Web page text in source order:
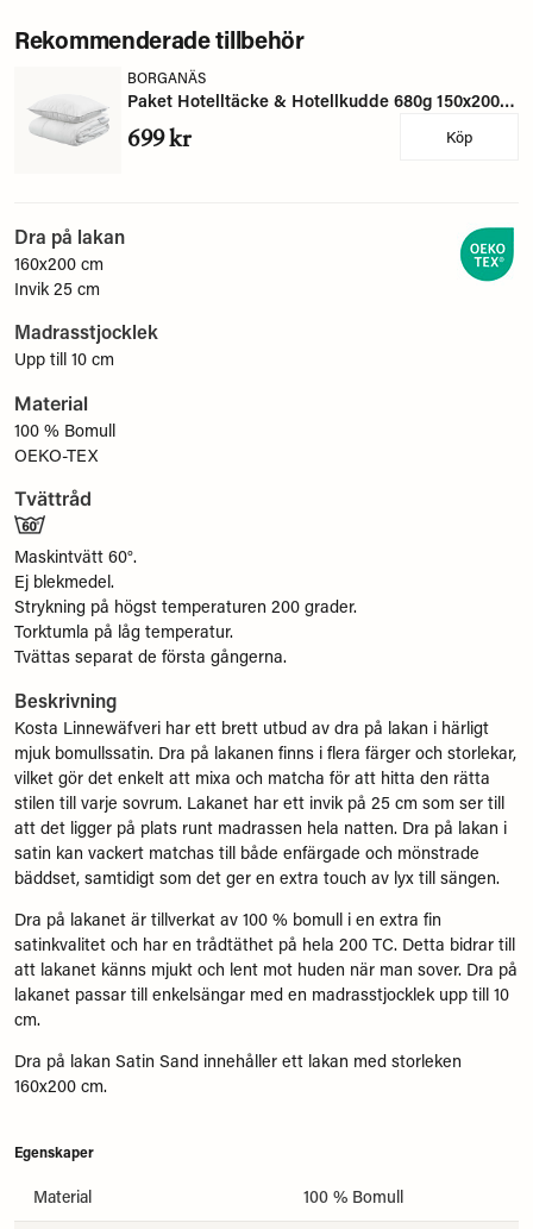
Rekommenderade tillbehör
BORGANÄS
Paket Hotelltäcke & Hotellkudde 680g 150x200 + 650g 50x60 Borganäs of Sweden
699 kr Köp
Dra på lakan
160x200 cm
Invik 25 cm
Madrasstjocklek
Upp till 10 cm
Material
100 % Bomull
OEKO-TEX
Tvättråd
Maskintvätt 60°.
Ej blekmedel.
Strykning på högst temperaturen 200 grader.
Torktumla på låg temperatur.
Tvättas separat de första gångerna.
Beskrivning
Kosta Linnewäfveri har ett brett utbud av dra på lakan i härligt
mjuk bomullssatin. Dra på lakanen finns i flera färger och storlekar,
vilket gör det enkelt att mixa och matcha för att hitta den rätta
stilen till varje sovrum. Lakanet har ett invik på 25 cm som ser till
att det ligger på plats runt madrassen hela natten. Dra på lakan i
satin kan vackert matchas till både enfärgade och mönstrade
bäddset, samtidigt som det ger en extra touch av lyx till sängen.
Dra på lakanet är tillverkat av 100 % bomull i en extra fin
satinkvalitet och har en trådtäthet på hela 200 TC. Detta bidrar till
att lakanet känns mjukt och lent mot huden när man sover. Dra på
lakanet passar till enkelsängar med en madrasstjocklek upp till 10
cm.
Dra på lakan Satin Sand innehåller ett lakan med storleken
160x200 cm.
Egenskaper
Material 100 % Bomull